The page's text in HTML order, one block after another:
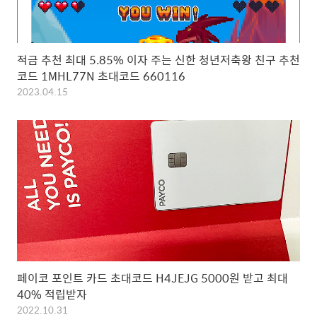
적금 추천 최대 5.85% 이자 주는 신한 청년저축왕 친구 추천
코드 1MHL77N 초대코드 660116
2023.04.15
페이코 포인트 카드 초대코드 H4JEJG 5000원 받고 최대
40% 적립받자
2022.10.31